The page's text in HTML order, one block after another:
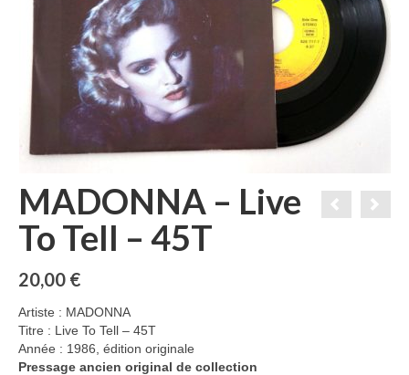
MADONNA – Live
To Tell – 45T
20,00 €
Artiste : MADONNA
Titre : Live To Tell – 45T
Année : 1986, édition originale
Pressage ancien original de collection